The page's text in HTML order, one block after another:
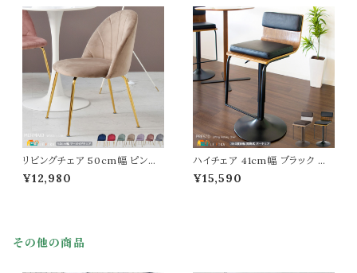
m おすすめ おしゃれ 北欧 モダ
ン スタイリッシュ フットレスト付き
円型 円形 丸型 丸形 丸椅子 カ
ウンターチェア 椅子
m 高さ58cm 最大高さ70cm
座面高49cm 最大座面高61cm
おすすめ おしゃれ 北欧 モダン
スタイリッシュ 合成皮革 椅子
リビングチェア 50cm幅 ピンク
グレー ネイビー ベージュ ワイン
レッド ラベンダー ミントグリーン
ロアチェア 肘置き無し 背もたれ
¥12,980
ハイチェア 41cm幅 ブラック グ
レージュ バーチェア カウンター
チェア 昇降式チェアー 360度回
¥15,590
その他の商品